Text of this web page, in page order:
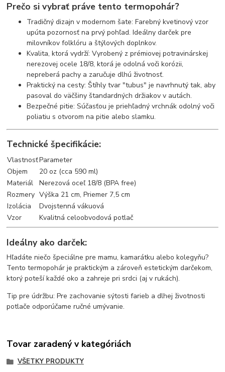
Prečo si vybrať práve tento termopohár?
Tradičný dizajn v modernom šate: Farebný kvetinový vzor
upúta pozornosť na prvý pohľad. Ideálny darček pre
milovníkov folklóru a štýlových doplnkov.
Kvalita, ktorá vydrží: Vyrobený z prémiovej potravinárskej
nerezovej ocele 18/8, ktorá je odolná voči korózii,
nepreberá pachy a zaručuje dlhú životnosť.
Praktický na cesty: Štíhly tvar "tubus" je navrhnutý tak, aby
pasoval do väčšiny štandardných držiakov v autách.
Bezpečné pitie: Súčasťou je priehľadný vrchnák odolný voči
poliatiu s otvorom na pitie alebo slamku.
Technické špecifikácie:
VlastnosťParameter
Objem
20 oz (cca 590 ml)
Materiál
Nerezová oceľ 18/8 (BPA free)
Rozmery Výška 21 cm, Priemer 7,5 cm
Izolácia
Dvojstenná vákuová
Vzor
Kvalitná celoobvodová potlač
Ideálny ako darček:
Hľadáte niečo špeciálne pre mamu, kamarátku alebo kolegyňu?
Tento termopohár je praktickým a zároveň estetickým darčekom,
ktorý poteší každé oko a zahreje pri srdci (aj v rukách).
Tip pre údržbu: Pre zachovanie sýtosti farieb a dlhej životnosti
potlače odporúčame ručné umývanie.
Tovar zaradený v kategóriách
VŠETKY PRODUKTY